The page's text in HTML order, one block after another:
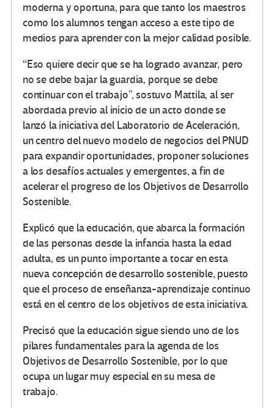
moderna y oportuna, para que tanto los maestros
como los alumnos tengan acceso a este tipo de
medios para aprender con la mejor calidad posible.
“Eso quiere decir que se ha logrado avanzar, pero
no se debe bajar la guardia, porque se debe
continuar con el trabajo”, sostuvo Mattila, al ser
abordada previo al inicio de un acto donde se
lanzó la iniciativa del Laboratorio de Aceleración,
un centro del nuevo modelo de negocios del PNUD
para expandir oportunidades, proponer soluciones
a los desafíos actuales y emergentes, a fin de
acelerar el progreso de los Objetivos de Desarrollo
Sostenible.
Explicó que la educación, que abarca la formación
de las personas desde la infancia hasta la edad
adulta, es un punto importante a tocar en esta
nueva concepción de desarrollo sostenible, puesto
que el proceso de enseñanza-aprendizaje continuo
está en el centro de los objetivos de esta iniciativa.
Precisó que la educación sigue siendo uno de los
pilares fundamentales para la agenda de los
Objetivos de Desarrollo Sostenible, por lo que
ocupa un lugar muy especial en su mesa de
trabajo.